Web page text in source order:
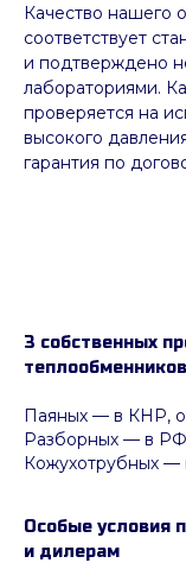
Качество нашего
соответствует
и подтверждено
лабораториями.
проверяется на
высокого
гарантия по
3 собственных
теплообменников
Паяных — в КНР,
Разборных — в
Кожухотрубных —
Особые условия
и дилерам